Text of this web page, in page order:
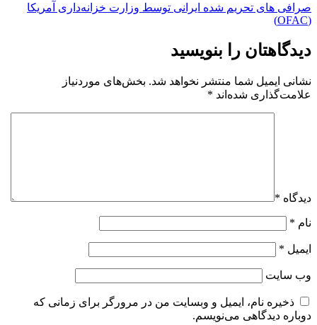
صرافی های تحریم شده ایرانی توسط وزارت خزانه‌داری آمریکا
(OFAC)
دیدگاهتان را بنویسید
نشانی ایمیل شما منتشر نخواهد شد. بخش‌های موردنیاز
علامت‌گذاری شده‌اند *
دیدگاه *
نام *
ایمیل *
وب‌ سایت
ذخیره نام، ایمیل و وبسایت من در مرورگر برای زمانی که
دوباره دیدگاهی می‌نویسم.